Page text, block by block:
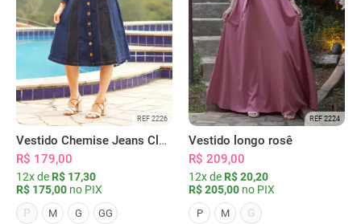
REF 2226
Vestido Chemise Jeans Clássica Serena
R$ 179,00
12x de R$ 17,30
R$ 175,00 no PIX
P
M G GG
REF 2224
Vestido longo rosê
R$ 209,00
12x de R$ 20,20
R$ 205,00 no PIX
P M G